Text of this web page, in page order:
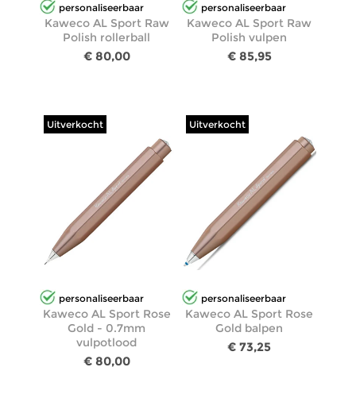
personaliseerbaar
Kaweco AL Sport Raw
Polish rollerball
€ 80,00
personaliseerbaar
Kaweco AL Sport Raw
Polish vulpen
€ 85,95
personaliseerbaar
Uitverkocht
Kaweco AL Sport Rose
Gold - 0.7mm
vulpotlood
€ 80,00
personaliseerbaar
Uitverkocht
Kaweco AL Sport Rose
Gold balpen
€ 73,25